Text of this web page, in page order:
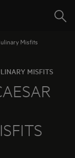
Traži
Misfits
MISFITS